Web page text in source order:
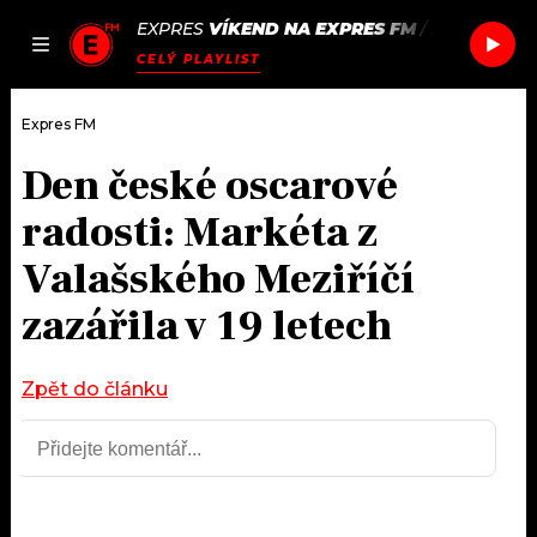
JAK
SEZNAM.CZ
EXPRES VÍKEND NA EXPRES FM/ PHOEBE
CELÝ PLAYLIST
DOMŮ
ČLÁNKY
AKTUÁLNĚ
HUDBA
PODCASTY
JAK NALADIT
RÁDIO
Expres FM
Den české oscarové
radosti: Markéta z
Valašského Meziříčí
zazářila v 19 letech
Zpět do článku